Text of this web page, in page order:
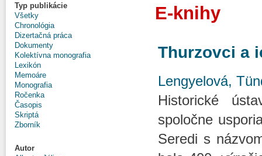
Typ publikácie
Všetky
Chronológia
Dizertačná práca
Dokumenty
Kolektívna monografia
Lexikón
Memoáre
Monografia
Ročenka
Časopis
Skriptá
Zborník
Autor
E-knihy
Thurzovci a
Lengyelová,
Historické
spoločne
Seredi s